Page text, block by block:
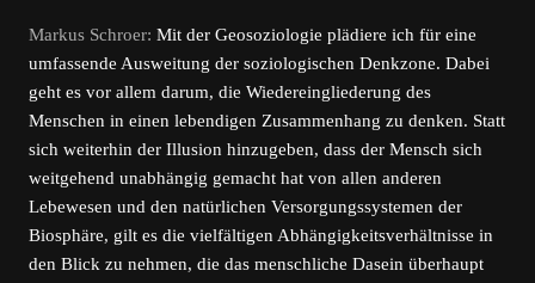
Markus Schroer: Mit der Geosoziologie plädiere ich für eine
umfassende Ausweitung der soziologischen Denkzone. Dabei
geht es vor allem darum, die Wiedereingliederung des
Menschen in einen lebendigen Zusammenhang zu denken. Statt
sich weiterhin der Illusion hinzugeben, dass der Mensch sich
weitgehend unabhängig gemacht hat von allen anderen
Lebewesen und den natürlichen Versorgungssystemen der
Biosphäre, gilt es die vielfältigen Abhängigkeitsverhältnisse in
den Blick zu nehmen, die das menschliche Dasein überhaupt